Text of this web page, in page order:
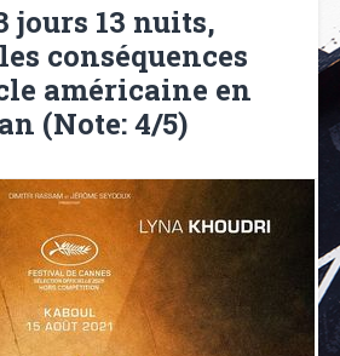
jours 13 nuits,
conséquences
américaine en
(Note: 4/5)